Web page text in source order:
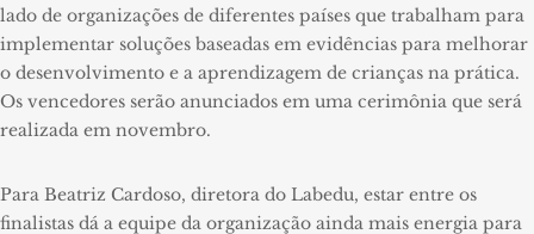
lado de organizações de diferentes países que trabalham para
implementar soluções baseadas em evidências para melhorar
o desenvolvimento e a aprendizagem de crianças na prática.
Os vencedores serão anunciados em uma cerimônia que será
realizada em novembro.
Para Beatriz Cardoso, diretora do Labedu, estar entre os
finalistas dá a equipe da organização ainda mais energia para